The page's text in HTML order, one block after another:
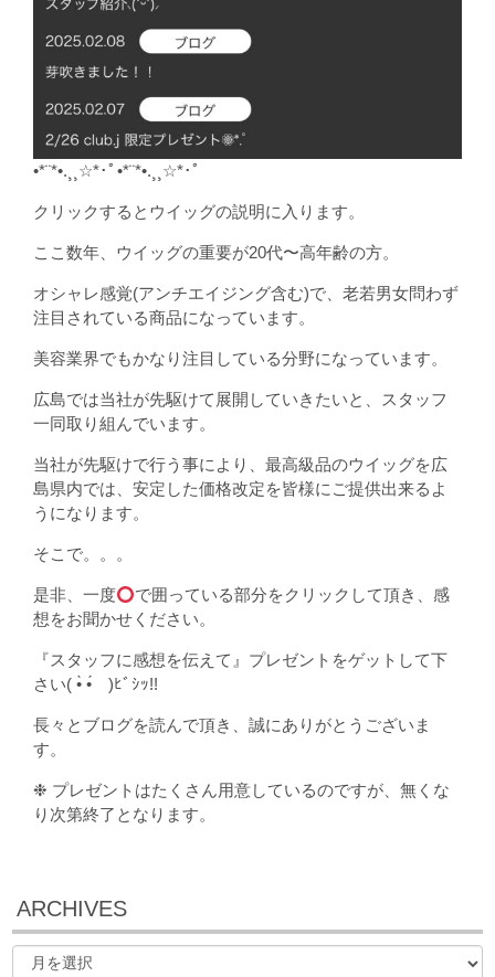
•*¨*•.¸¸☆*･ﾟ•*¨*•.¸¸☆*･ﾟ
クリックするとウイッグの説明に入ります。
ここ数年、ウイッグの重要が20代〜高年齢の方。
オシャレ感覚(アンチエイジング含む)で、老若男女問わず
注目されている商品になっています。
美容業界でもかなり注目している分野になっています。
広島では当社が先駆けて展開していきたいと、スタッフ
一同取り組んでいます。
当社が先駆けで行う事により、最高級品のウイッグを広
島県内では、安定した価格改定を皆様にご提供出来るよ
うになります。
そこで。。。
是非、一度
で囲っている部分をクリックして頂き、感
想をお聞かせください。
『スタッフに感想を伝えて』プレゼントをゲットして下
さい( •̀ •́ゞ)ﾋﾞｼｯ!!
長々とブログを読んで頂き、誠にありがとうございま
す。
❉ プレゼントはたくさん用意しているのですが、無くな
り次第終了となります。
ARCHIVES